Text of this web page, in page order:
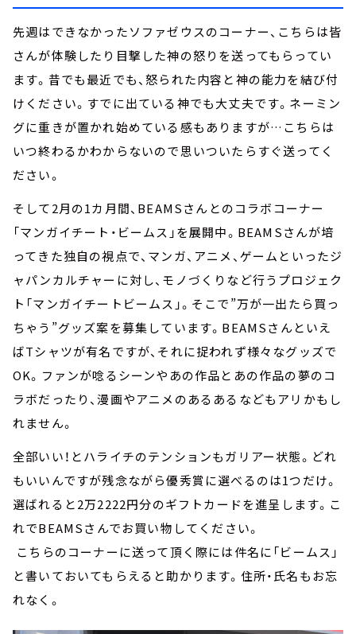
先週はできなかったソファゼウスのコーナー、こちらは皆
さんが体験したり目撃した神の怒りを送ってもらってい
ます。昔でも最近でも、怒られた内容と神の能力を結び付
けください。すでに出ている神でも大丈夫です。ネーミン
グに重きが置かれ始めている感もありますが…こちらは
いつ終わるかわからないので思いついたらすぐ送ってく
ださい。
そして2月の1カ月間、BEAMSさんとのコラボコーナー
「マンガイチート・ビームス」を展開中。BEAMSさんが培
ってきた独自の視点で、マンガ、アニメ、ゲームといったジ
ャパンカルチャーに対し、モノづくりなど行うプロジェク
ト「マンガイチートビームス」。そこで”万が一出たら買っ
ちゃう”グッズ案を募集しています。BEAMSさんといえ
ばTシャツが有名ですが、それに捉われず様々なグッズで
OK。ファンが唸るシーンやあの作品とあの作品の夢のコ
ラボだったり、漫画やアニメのあるあるなどもアリかもし
れません。
全部いい！とハライチのテンションもガリアー状態。どれ
もいいんですが残念ながら優秀賞に選べるのは1つだけ。
選ばれると2万2222円分のギフトカードを進呈します。こ
れでBEAMSさんでお買い物してください。
こちらのコーナーに送って頂く際には件名に「ビームス」
と書いておいてもらえると助かります。住所・氏名もお忘
れなく。